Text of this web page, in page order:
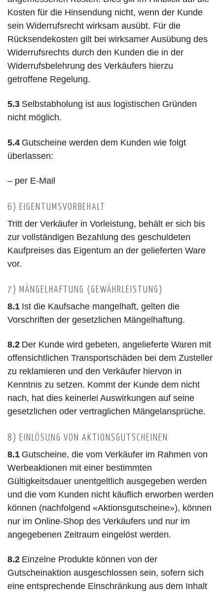
Kosten für die Hinsendung nicht, wenn der Kunde
sein Widerrufsrecht wirksam ausübt. Für die
Rücksendekosten gilt bei wirksamer Ausübung des
Widerrufsrechts durch den Kunden die in der
Widerrufsbelehrung des Verkäufers hierzu
getroffene Regelung.
5.3 Selbstabholung ist aus logistischen Gründen
nicht möglich.
5.4 Gutscheine werden dem Kunden wie folgt
überlassen:
– per E-Mail
6) EIGENTUMSVORBEHALT
Tritt der Verkäufer in Vorleistung, behält er sich bis
zur vollständigen Bezahlung des geschuldeten
Kaufpreises das Eigentum an der gelieferten Ware
vor.
7) MÄNGELHAFTUNG (GEWÄHRLEISTUNG)
8.1 Ist die Kaufsache mangelhaft, gelten die
Vorschriften der gesetzlichen Mängelhaftung.
8.2 Der Kunde wird gebeten, angelieferte Waren mit
offensichtlichen Transportschäden bei dem Zusteller
zu reklamieren und den Verkäufer hiervon in
Kenntnis zu setzen. Kommt der Kunde dem nicht
nach, hat dies keinerlei Auswirkungen auf seine
gesetzlichen oder vertraglichen Mängelansprüche.
8) EINLÖSUNG VON AKTIONSGUTSCHEINEN
8.1 Gutscheine, die vom Verkäufer im Rahmen von
Werbeaktionen mit einer bestimmten
Gültigkeitsdauer unentgeltlich ausgegeben werden
und die vom Kunden nicht käuflich erworben werden
können (nachfolgend «Aktionsgutscheine»), können
nur im Online-Shop des Verkäufers und nur im
angegebenen Zeitraum eingelöst werden.
8.2 Einzelne Produkte können von der
Gutscheinaktion ausgeschlossen sein, sofern sich
eine entsprechende Einschränkung aus dem Inhalt